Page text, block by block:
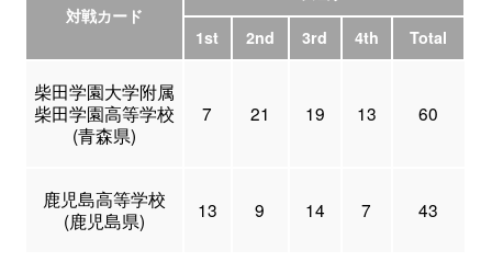
対戦カード
1st
2nd 3rd 4th Total
柴田学園大学附属
柴田学園高等学校
(青森県)
7 21 19 13 60
鹿児島高等学校
(鹿児島県)
13 9 14 7 43